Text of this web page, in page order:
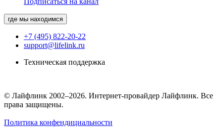
где мы находимся
+7 (495) 822-20-22
support@lifelink.ru
Техническая поддержка
© Лайфлинк 2002–2026. Интернет-провайдер Лайфлинк. Все
права защищены.
Политика конфендициальности